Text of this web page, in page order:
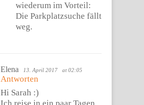
wiederum im Vorteil:
Die Parkplatzsuche fällt
weg.
Elena 13. April 2017 at 02:05
Antworten
Hi Sarah :)